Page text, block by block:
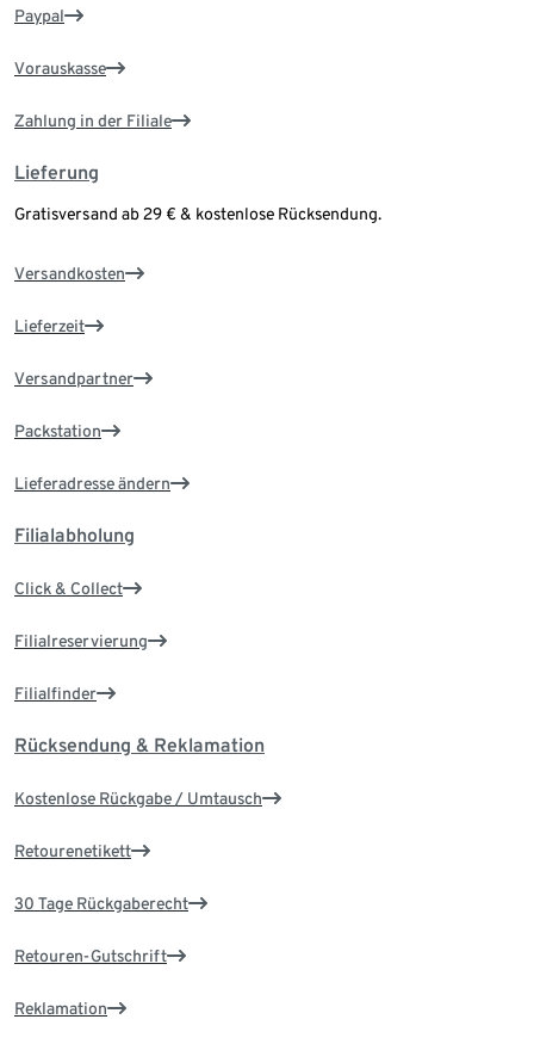
Paypal
Vorauskasse
Zahlung in der Filiale
Lieferung
Gratisversand ab 29 € & kostenlose Rücksendung.
Versandkosten
Lieferzeit
Versandpartner
Packstation
Lieferadresse ändern
Filialabholung
Click & Collect
Filialreservierung
Filialfinder
Rücksendung & Reklamation
Kostenlose Rückgabe / Umtausch
Retourenetikett
30 Tage Rückgaberecht
Retouren-Gutschrift
Reklamation